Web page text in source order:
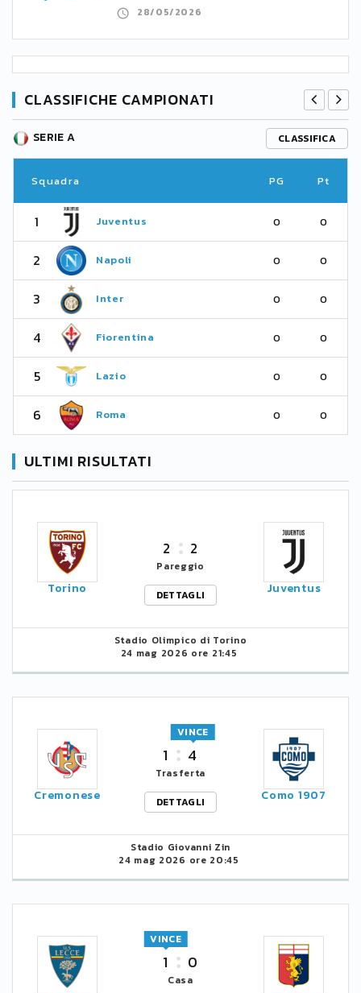
28/05/2026
CLASSIFICHE CAMPIONATI
SERIE A CLASSIFICA
Squadra PG Pt
1 Juventus 0 0
2 Napoli 0 0
3 Inter 0 0
4 Fiorentina 0 0
5 Lazio 0 0
6 Roma 0 0
ULTIMI RISULTATI
Torino
2 2
Pareggio
DETTAGLI
Juventus
Stadio Olimpico di Torino
24 mag 2026 ore 21:45
Cremonese
1 4
VINCE
Trasferta
DETTAGLI
Como 1907
Stadio Giovanni Zin
24 mag 2026 ore 20:45
1
VINCE
0
Casa